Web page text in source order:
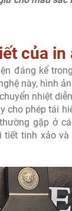
của in
đáng kể
này, hình
nhiệt
phép tái
gặp ở
tinh xảo